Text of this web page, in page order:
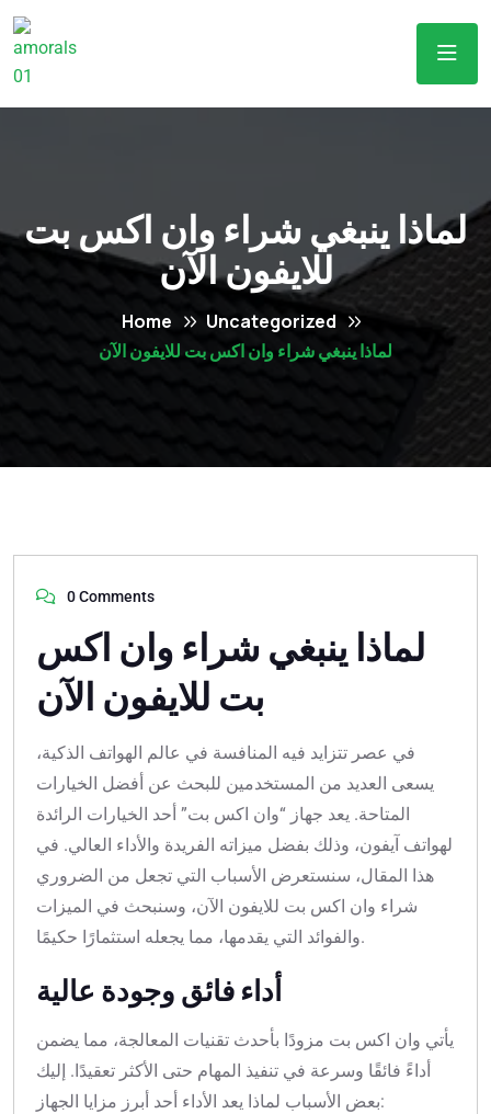
لماذا ينبغي شراء وان اكس بت
للايفون الآن
Home
Uncategorized
لماذا ينبغي شراء وان اكس بت للايفون الآن
0 Comments
لماذا ينبغي شراء وان اكس
بت للايفون الآن
في عصر تتزايد فيه المنافسة في عالم الهواتف الذكية،
يسعى العديد من المستخدمين للبحث عن أفضل الخيارات
المتاحة. يعد جهاز “وان اكس بت” أحد الخيارات الرائدة
لهواتف آيفون، وذلك بفضل ميزاته الفريدة والأداء العالي. في
هذا المقال، سنستعرض الأسباب التي تجعل من الضروري
شراء وان اكس بت للايفون الآن، وسنبحث في الميزات
والفوائد التي يقدمها، مما يجعله استثمارًا حكيمًا.
أداء فائق وجودة عالية
يأتي وان اكس بت مزودًا بأحدث تقنيات المعالجة، مما يضمن
أداءً فائقًا وسرعة في تنفيذ المهام حتى الأكثر تعقيدًا. إليك
بعض الأسباب لماذا يعد الأداء أحد أبرز مزايا الجهاز: